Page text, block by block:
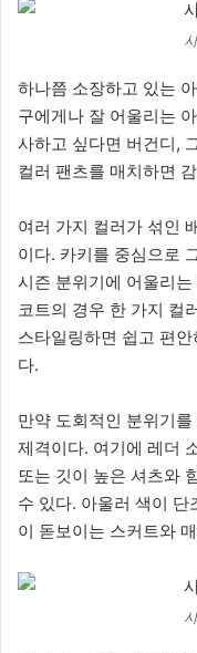
하나쯤 소장하고 있는
구에게나 잘 어울리는
사하고 싶다면 버건디,
컬러 팬츠를 매치하면
여러 가지 컬러가 섞인
이다. 카키를 중심으로
시즌 분위기에 어울리
코트의 경우 한 가지 컬
스타일링하면 쉽고 편
다.
만약 도회적인 분위기
제격이다. 여기에 레더
또는 깃이 높은 셔츠와
수 있다. 아울러 색이 단
이 돋보이는 스커트와